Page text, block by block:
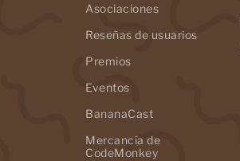
Asociaciones
Reseñas de usuarios
Premios
Eventos
BananaCast
Mercancía de
CodeMonkey